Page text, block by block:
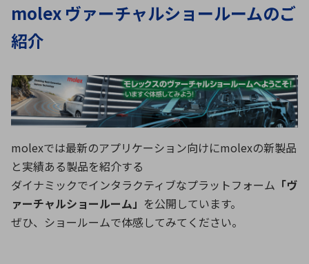
5G・Local 5G
ロボティクス（AI）
データセンタ・クラウド
監視・セキュリティ
品質管理・検査
接着・接合
民生 医療
計測・測定・表示機器
ICTソリューション 組立・ロボティクス
レーザー・光学部品 組込コンピュータ
な行
は行 ま行
や行
ら行
アルファベット順
A B C
D
E
F G
H
I
J
M
O
Q
R S
molex ヴァーチャルショールームのご
紹介
molexでは最新のアプリケーション向けにmolexの新製品
と実績ある製品を紹介する
ダイナミックでインタラクティブなプラットフォーム 「ヴ
ァーチャルショールーム」 を公開しています。
ぜひ、ショールームで体感してみてください。